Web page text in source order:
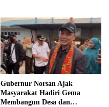
Gubernur Norsan Ajak
Masyarakat Hadiri Gema
Membangun Desa dan